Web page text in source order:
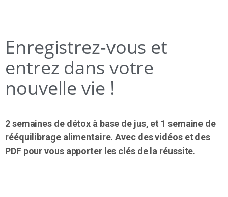
Enregistrez-vous et
entrez dans votre
nouvelle vie !
2 semaines de détox à base de jus, et 1 semaine de
rééquilibrage alimentaire. Avec des vidéos et des
PDF pour vous apporter les clés de la réussite.